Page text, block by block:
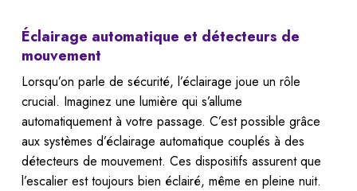
Éclairage automatique et détecteurs de
mouvement
Lorsqu’on parle de sécurité, l’éclairage joue un rôle
crucial. Imaginez une lumière qui s’allume
automatiquement à votre passage. C’est possible grâce
aux systèmes d’éclairage automatique couplés à des
détecteurs de mouvement. Ces dispositifs assurent que
l’escalier est toujours bien éclairé, même en pleine nuit.